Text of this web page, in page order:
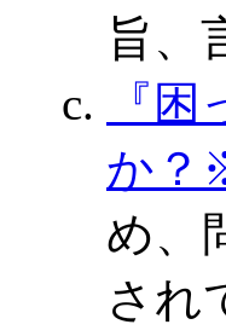
旨、
『
か？
め、
され